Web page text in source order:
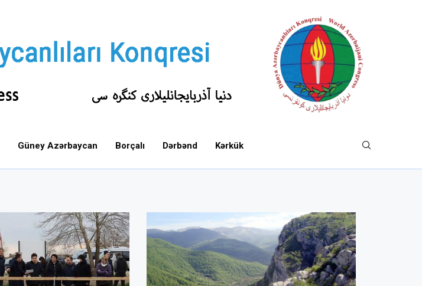
Güney Azərbaycan Borçalı Dərbənd Kərkük